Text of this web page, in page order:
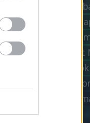
Ki is Ő
jelentősége
lépései a közösségi
titkai az Ön
laptop
Diagnostic View
beltéri ajtó